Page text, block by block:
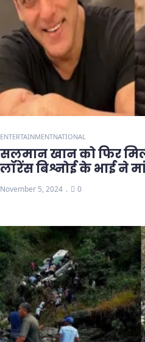
ENTERTAINMENTNATIONAL
सलमान खान को फिर
लॉरेंस बिश्नोई के भाई ने
November 5, 2024 0